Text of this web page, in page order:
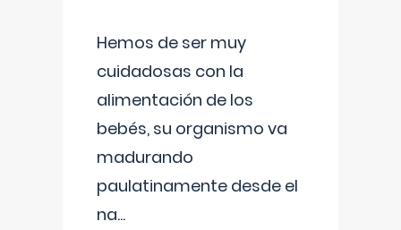
Hemos de ser muy
cuidadosas con la
alimentación de los
bebés, su organismo va
madurando
paulatinamente desde el
na...